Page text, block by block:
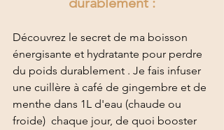
Découvrez le secret de ma boisson
énergisante et hydratante pour perdre
du poids durablement . Je fais infuser
une cuillère à café de gingembre et de
menthe dans 1L d'eau (chaude ou
froide)  chaque jour, de quoi booster